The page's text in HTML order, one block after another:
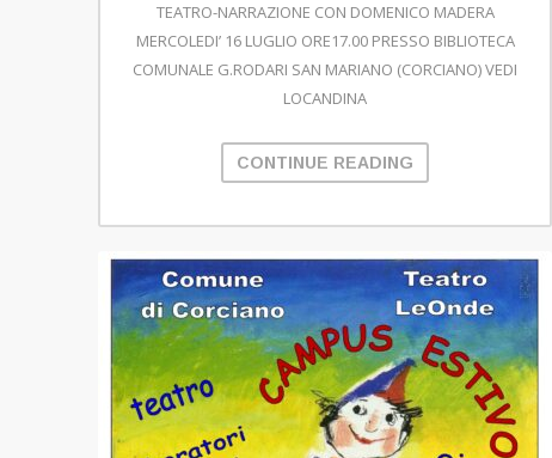
TEATRO-NARRAZIONE CON DOMENICO MADERA
MERCOLEDI’ 16 LUGLIO ORE17.00 PRESSO BIBLIOTECA
COMUNALE G.RODARI SAN MARIANO (CORCIANO) VEDI
LOCANDINA
CONTINUE READING